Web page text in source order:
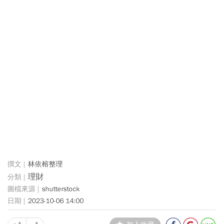
林依榕整理
理財
shutterstock
2023-10-06 14:00